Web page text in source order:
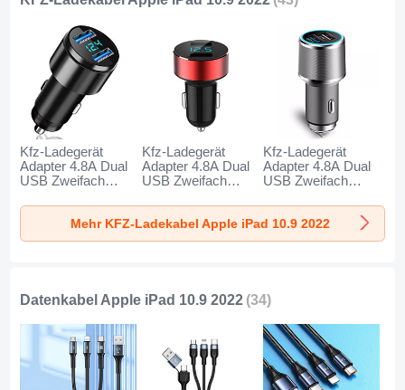
Kfz-Ladegerät
Adapter 4.8A Dual
USB Zweifach
Charge Universal
K10 für Apple iPad
10.9 2022 Schwarz
Kfz-Ladegerät
Adapter 4.8A Dual
USB Zweifach
Charge Universal
K07 für Apple iPad
10.9 2022 Rot
Kfz-Ladegerät
Adapter 4.8A Dual
USB Zweifach
Charge Universal
K08 für Apple iPad
10.9 2022 Silber
Mehr KFZ-Ladekabel Apple iPad 10.9 2022
Datenkabel Apple iPad 10.9 2022 (34)